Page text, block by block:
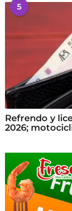
5
Refrendo y
2026;